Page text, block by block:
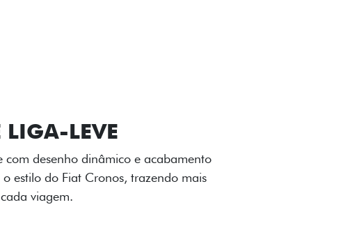
LIGA-LEVE
com desenho dinâmico e acabamento
estilo do Fiat Cronos, trazendo mais
viagem.